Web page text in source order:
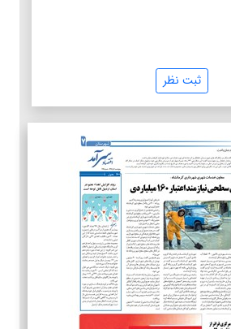
ثبت نظر